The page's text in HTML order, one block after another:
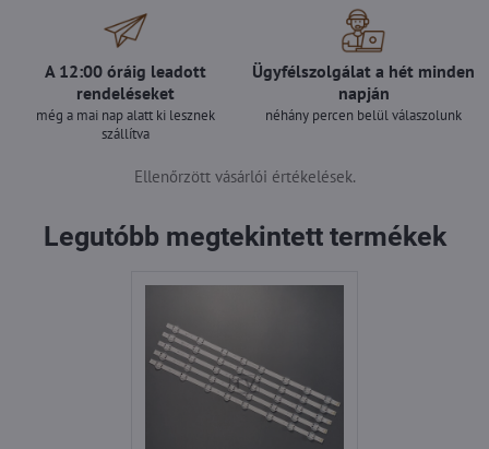
A 12:00 óráig leadott
rendeléseket
még a mai nap alatt ki lesznek
szállítva
Ügyfélszolgálat a hét minden
napján
néhány percen belül válaszolunk
Ellenőrzött vásárlói értékelések.
Legutóbb megtekintett termékek